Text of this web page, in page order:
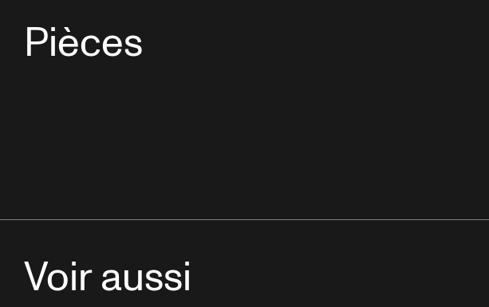
Pièces
Voir aussi